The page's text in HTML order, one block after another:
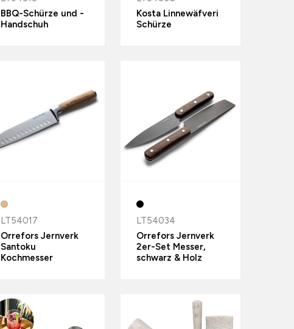
BBQ-Schürze und -
Handschuh
Kosta Linnewäfveri
Schürze
LT54017
Orrefors Jernverk
Santoku
Kochmesser
LT54034
Orrefors Jernverk
2er-Set Messer,
schwarz & Holz